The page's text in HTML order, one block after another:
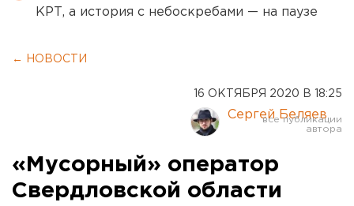
КРТ, а история с небоскребами — на паузе
← НОВОСТИ
16 ОКТЯБРЯ 2020 В 18:25
Сергей Беляев
«Мусорный» оператор
Свердловской области